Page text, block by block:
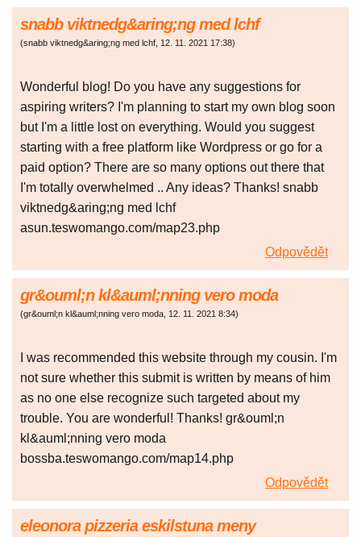
snabb viktnedg&aring;ng med lchf
(snabb viktnedg&aring;ng med lchf, 12. 11. 2021 17:38)
Wonderful blog! Do you have any suggestions for
aspiring writers? I'm planning to start my own blog soon
but I'm a little lost on everything. Would you suggest
starting with a free platform like Wordpress or go for a
paid option? There are so many options out there that
I'm totally overwhelmed .. Any ideas? Thanks! snabb
viktnedg&aring;ng med lchf
asun.teswomango.com/map23.php
Odpovědět
gr&ouml;n kl&auml;nning vero moda
(gr&ouml;n kl&auml;nning vero moda, 12. 11. 2021 8:34)
I was recommended this website through my cousin. I'm
not sure whether this submit is written by means of him
as no one else recognize such targeted about my
trouble. You are wonderful! Thanks! gr&ouml;n
kl&auml;nning vero moda
bossba.teswomango.com/map14.php
Odpovědět
eleonora pizzeria eskilstuna meny